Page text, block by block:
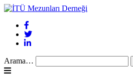
Arama…